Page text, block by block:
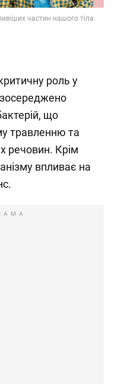
частин нашого тіла.
роль у
що
травленню та
речовин. Крім
впливає на